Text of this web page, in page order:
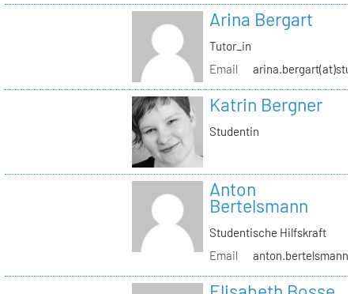
Arina Bergart
Tutor_in
Email
Katrin Bergner
Studentin
Anton
Bertelsmann
Studentische Hilfskraft
Email